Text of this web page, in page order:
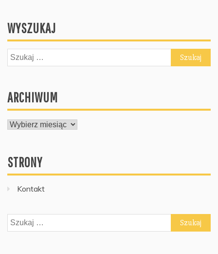
WYSZUKAJ
Szukaj:
ARCHIWUM
ARCHIWUM
STRONY
Kontakt
Szukaj: